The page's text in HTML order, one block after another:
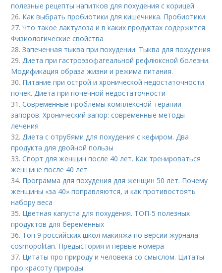
полезные рецепты напитков для похудения с корицей
26. Как выбрать пробиотики для кишечника. Пробиотики
27.Что такое лактулоза и в каких продуктах содержится.
Физиологические свойства
28.Запеченная тыква при похудении. Тыква для похудения
29.Диета при гастроэзофагеальной рефлюксной болезни.
Модификация образа жизни и режима питания.
30. Питание при острой и хронической недостаточности
почек. Диета при почечной недостаточности
31.Современные проблемы комплексной терапии
запоров. Хронический запор: современные методы
лечения
32.Диета с отрубями для похудения с кефиром. Два
продукта для двойной пользы
33.Спорт для женщин после 40 лет. Как тренироваться
женщине после 40 лет
34. Программа для похудения для женщин 50 лет. Почему
женщины «за 40» поправляются, и как противостоять
набору веса
35. Цветная капуста для похудения. ТОП-5 полезных
продуктов для беременных
36. Топ 9 российских школ макияжа по версии журнала
cosmopolitan. Предыстория и первые номера
37. Цитаты про природу и человека со смыслом. Цитаты
про красоту природы